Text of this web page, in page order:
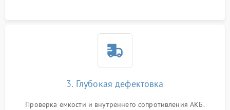
3. Глубокая дефектовка
Проверка емкости и внутреннего сопротивления АКБ.